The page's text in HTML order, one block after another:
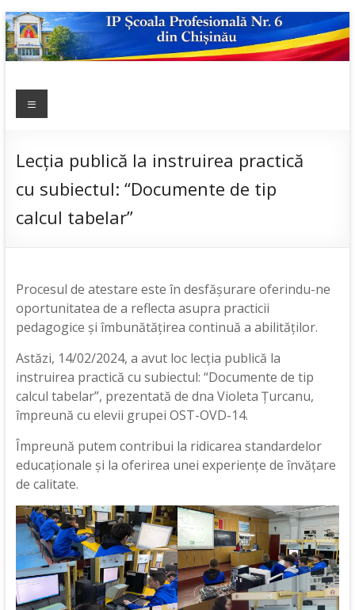
Skip
to
content
NR.6
scoala
nr.6; școală
profesională;
admitere;
admitere
Meniu
Lecția publică la instruirea practică
cu subiectul: “Documente de tip
calcul tabelar”
Procesul de atestare este în desfășurare oferindu-ne
oportunitatea de a reflecta asupra practicii
pedagogice și îmbunătățirea continuă a abilităților.
Astăzi, 14/02/2024, a avut loc lecția publică la
instruirea practică cu subiectul: “Documente de tip
calcul tabelar”, prezentată de dna Violeta Țurcanu,
împreună cu elevii grupei OST-OVD-14.
Împreună putem contribui la ridicarea standardelor
educaționale și la oferirea unei experiențe de învățare
de calitate.